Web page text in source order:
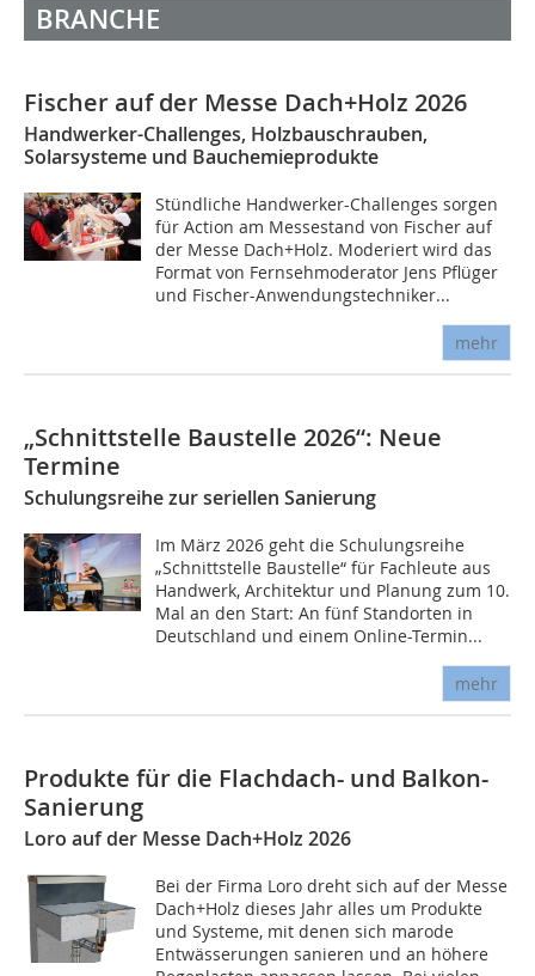
BRANCHE
Fischer auf der Messe Dach+Holz 2026
Handwerker-Challenges, Holzbauschrauben,
Solarsysteme und Bauchemieprodukte
Stündliche Handwerker-Challenges sorgen
für Action am Messestand von Fischer auf
der Messe Dach+Holz. Moderiert wird das
Format von Fernsehmoderator Jens Pflüger
und Fischer-Anwendungstechniker...
mehr
„Schnittstelle Baustelle 2026“: Neue
Termine
Schulungsreihe zur seriellen Sanierung
Im März 2026 geht die Schulungsreihe
„Schnittstelle Baustelle“ für Fachleute aus
Handwerk, Architektur und Planung zum 10.
Mal an den Start: An fünf Standorten in
Deutschland und einem Online-Termin...
mehr
Produkte für die Flachdach- und Balkon-
Sanierung
Loro auf der Messe Dach+Holz 2026
Bei der Firma Loro dreht sich auf der Messe
Dach+Holz dieses Jahr alles um Produkte
und Systeme, mit denen sich marode
Entwässerungen sanieren und an höhere